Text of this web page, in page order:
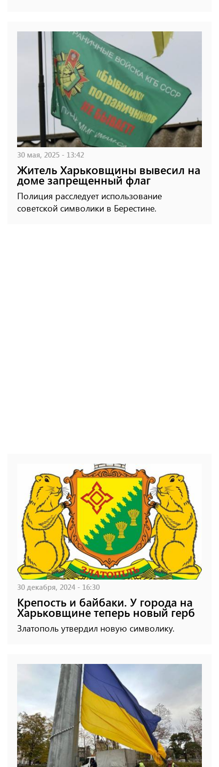
30 мая, 2025 - 13:42
Житель Харьковщины вывесил на
доме запрещенный флаг
Полиция расследует использование
советской символики в Берестине.
30 декабря, 2024 - 16:30
Крепость и байбаки. У города на
Харьковщине теперь новый герб
Златополь утвердил новую символику.